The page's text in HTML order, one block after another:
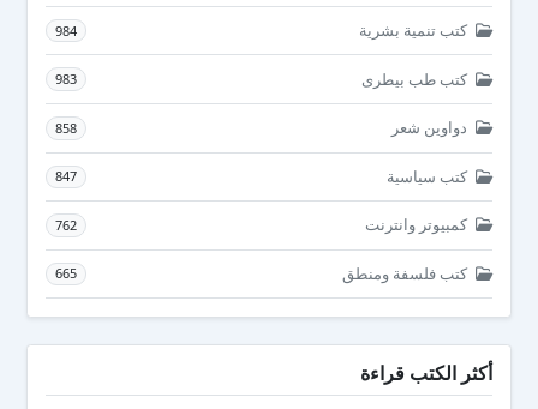
كتب تنمية بشرية 984
كتب طب بيطرى 983
دواوين شعر 858
كتب سياسية 847
كمبيوتر وانترنت 762
كتب فلسفة ومنطق 665
أكثر الكتب قراءة